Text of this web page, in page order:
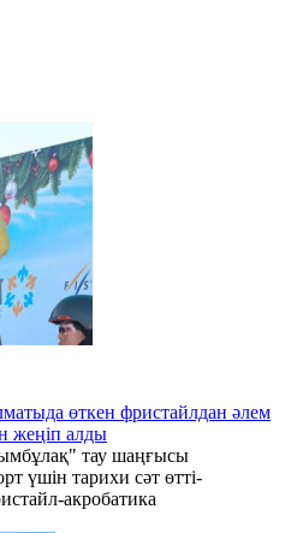
өткен фристайлдан әлем
жеңіп алды
тау шаңғысы
үшін тарихи сәт өтті-
акробатика